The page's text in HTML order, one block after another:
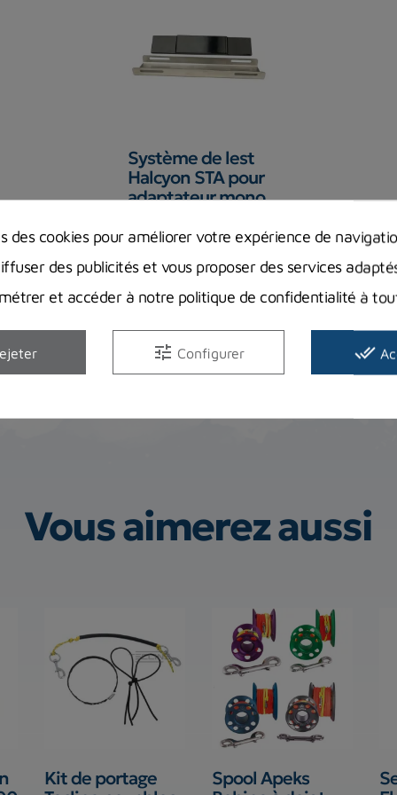
Système de lest
Halcyon STA pour
adaptateur mono
Halcyon
217,80 €
Rupture de stock
Vous aimerez aussi
Kit de portage
Spool Apeks
des cookies pour améliorer votre expérience de
des publicités et vous proposer des services
et accéder à notre politique de confidentialité à
tune Configurer done_all